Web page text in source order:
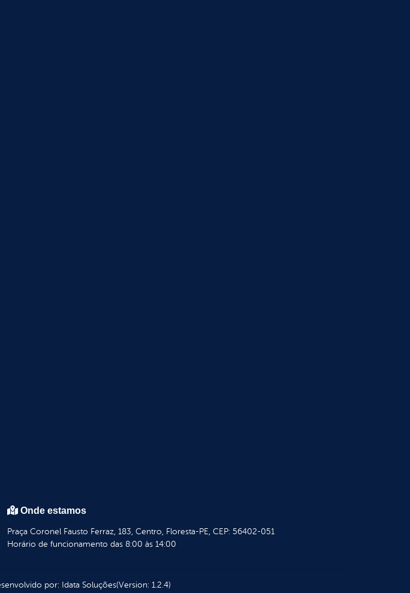
Onde estamos
Praça Coronel Fausto Ferraz, 183, Centro, Floresta-PE, CEP: 56402-051
Horário de funcionamento das 8:00 às 14:00
por: Idata Soluções(Version: 1.2.4)